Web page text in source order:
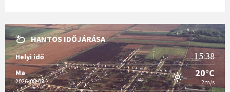
HANTOS IDŐJÁRÁSA
Helyi idő 15:38
Ma
2026-08-09
20°C
2m/s